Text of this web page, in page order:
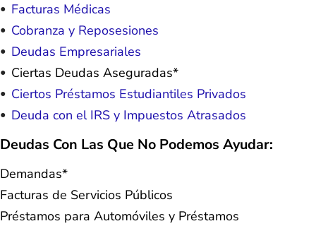
Facturas Médicas
Cobranza y Reposesiones
Deudas Empresariales
Ciertas Deudas Aseguradas*
Ciertos Préstamos Estudiantiles Privados
Deuda con el IRS y Impuestos Atrasados
Deudas Con Las Que No Podemos Ayudar:
Demandas*
Facturas de Servicios Públicos
Préstamos para Automóviles y Préstamos